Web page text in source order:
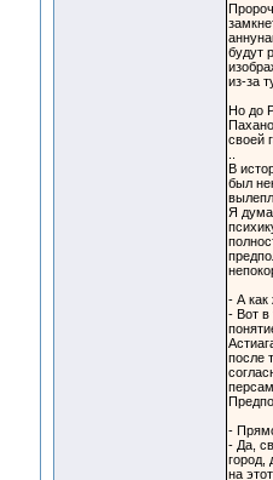
будут
из-за
Но до
своей
В
был
Я
- А как
- Вот в
после
-
- Да,
город,
на